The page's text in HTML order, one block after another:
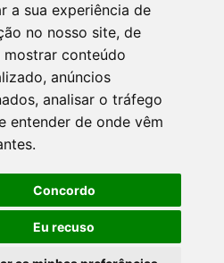
a sua experiência de
no nosso site, de
mostrar conteúdo
anúncios
analisar o tráfego
entender de onde vêm
Concordo
Eu recuso